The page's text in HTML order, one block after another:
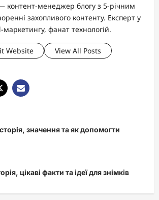
контент-менеджер блогу з 5-річним
захопливого контенту. Експерт у
фанат технологій.
Website View All Posts
значення та як допомогти
цікаві факти та ідеї для знімків